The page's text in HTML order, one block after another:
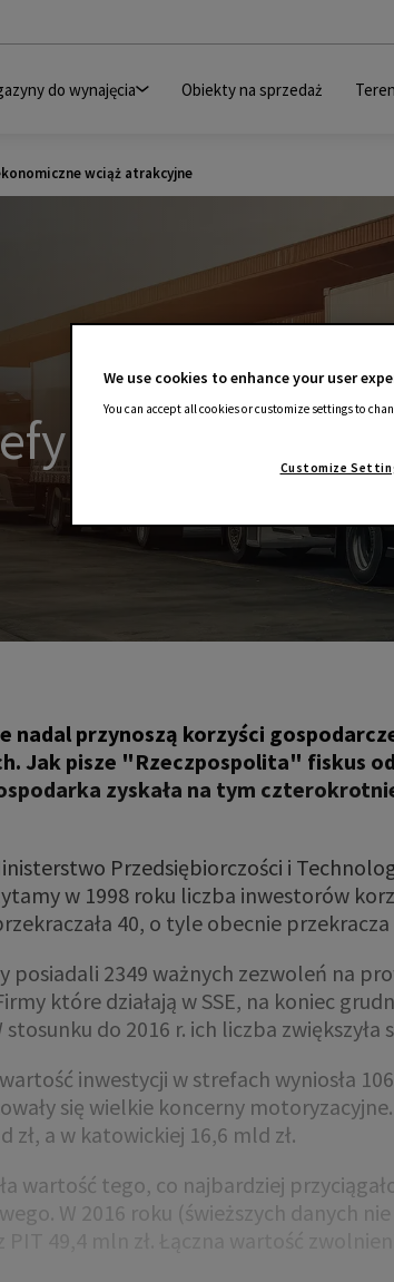
do wynajęcia Obiekty na sprzedaż
wciąż atrakcyjne
ekonomiczne
nadal przynoszą korzyści
Jak pisze "Rzeczpospolita" fiskus
zyskała na tym
Przedsiębiorczości i
w 1998 roku liczba inwestorów
40, o tyle obecnie przekracza
posiadali 2349 ważnych zezwoleń na
które działają w SSE, na koniec
do 2016 r. ich liczba zwiększyła
inwestycji w strefach wyniosła
się wielkie koncerny
zł, a w katowickiej 16,6 mld zł.
wartość tego, co najbardziej
W 2016 roku (świeższych danych
We use cookies to enhance your user
You can accept all cookies or customize settings to
Customize